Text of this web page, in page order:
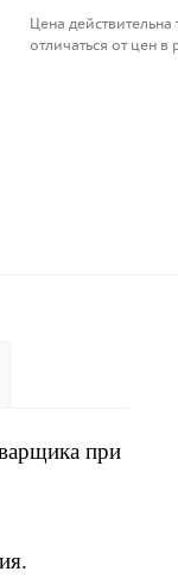
Цена
отличаться от цен
при